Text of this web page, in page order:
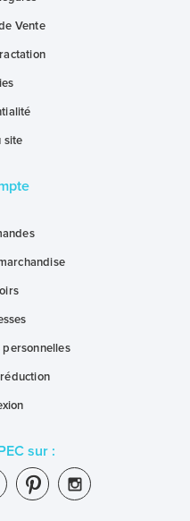
Vente
site
personnelles
sur :